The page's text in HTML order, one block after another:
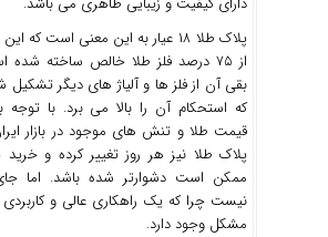
پلاک طلا ۱۸ عیار به این معنی است که
از ۷۵ درصد فلز طلا خالص ساخته
بقی آن از فلز ها و آلیاژ های دیگر
که استحکام آن را بالا می برد. با توجه
قیمت طلا و تنش های موجود در بازار
پلاک طلا نیز هر روز تغییر کرده و خرید
ممکن است دشوارتر شده باشد. اما
نیست چرا که یک راهکاری عالی و کاربردی
مشکل وجود دارد.